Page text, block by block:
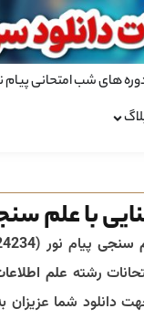
های شب امتحانی پیام
با علم
سنجی پیام نور (
رشته علم
دانلود شما عزیزان